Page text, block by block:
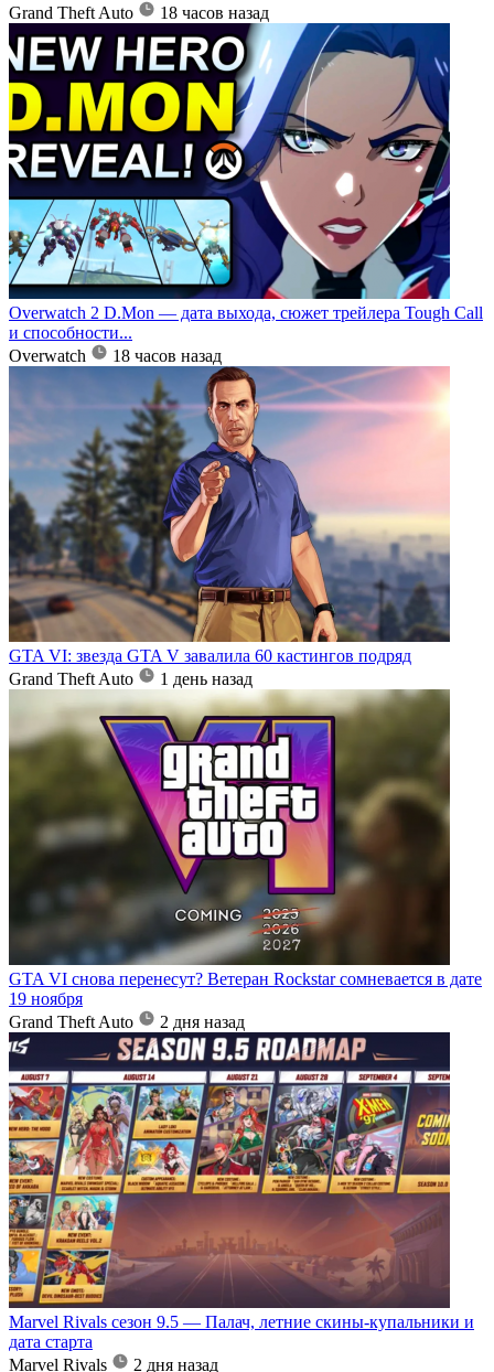
Grand Theft Auto
18 часов назад
Overwatch 2 D.Mon — дата выхода, сюжет трейлера Tough Call
и способности...
Overwatch
18 часов назад
GTA VI: звезда GTA V завалила 60 кастингов подряд
Grand Theft Auto
1 день назад
GTA VI снова перенесут? Ветеран Rockstar сомневается в дате
19 ноября
Grand Theft Auto
2 дня назад
Marvel Rivals сезон 9.5 — Палач, летние скины-купальники и
дата старта
Marvel Rivals
2 дня назад